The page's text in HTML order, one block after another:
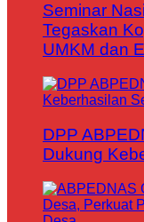
Seminar
Tegaskan
UMKM dan
DPP
Dukung